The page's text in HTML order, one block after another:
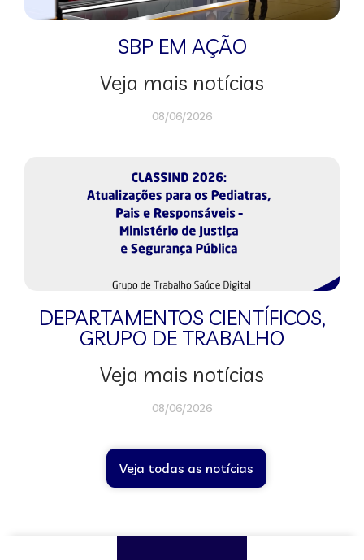
SBP EM AÇÃO
Veja mais notícias
08/06/2026
DEPARTAMENTOS CIENTÍFICOS,
GRUPO DE TRABALHO
Veja mais notícias
08/06/2026
Veja todas as notícias